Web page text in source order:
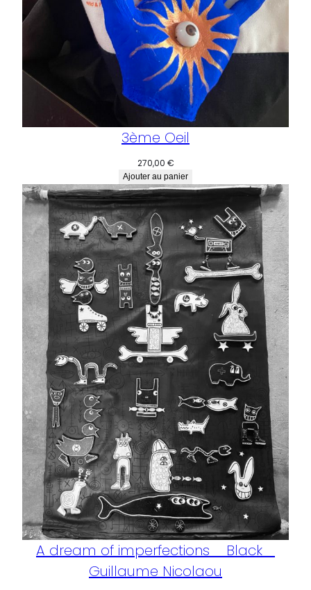
3ème Oeil
270,00 €
Ajouter au panier
A dream of imperfections _ Black _
Guillaume Nicolaou